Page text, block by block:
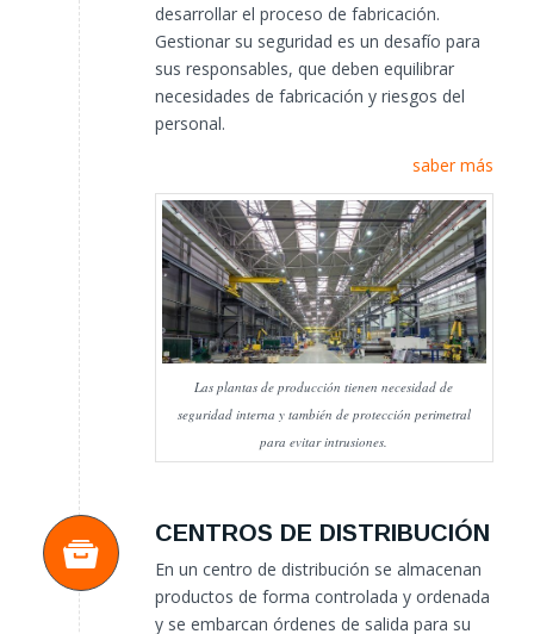
desarrollar el proceso de fabricación.
Gestionar su seguridad es un desafío para
sus responsables, que deben equilibrar
necesidades de fabricación y riesgos del
personal.
saber más
Las plantas de producción tienen necesidad de
seguridad interna y también de protección perimetral
para evitar intrusiones.
CENTROS DE DISTRIBUCIÓN
En un centro de distribución se almacenan
productos de forma controlada y ordenada
y se embarcan órdenes de salida para su